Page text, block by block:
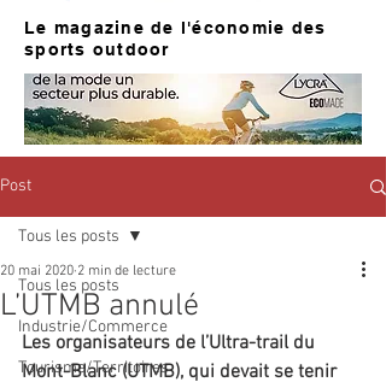
Le magazine de l'économie des
sports outdoor
Post
Tous les posts
Industrie/Commerce
Tourisme/Territoires
Tous les posts
L’UTMB annulé
20 mai 2020 2 min de lecture
Les organisateurs de l’Ultra-trail du
Mont-Blanc (UTMB), qui devait se tenir